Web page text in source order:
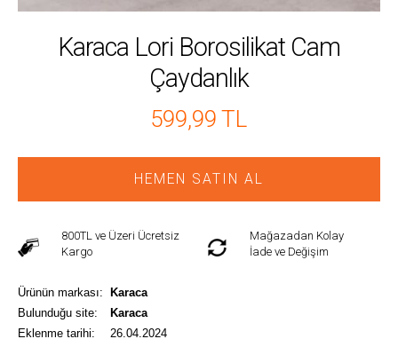
Karaca Lori Borosilikat Cam
Çaydanlık
599,99 TL
HEMEN SATIN AL
800TL ve Üzeri Ücretsiz
Kargo
Mağazadan Kolay
İade ve Değişim
Ürünün markası:
Karaca
Bulunduğu site:
Karaca
Eklenme tarihi:
26.04.2024